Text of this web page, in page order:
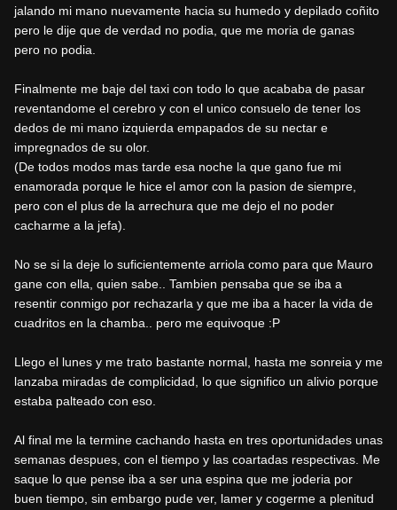
jalando mi mano nuevamente hacia su humedo y depilado coñito
pero le dije que de verdad no podia, que me moria de ganas
pero no podia.
Finalmente me baje del taxi con todo lo que acababa de pasar
reventandome el cerebro y con el unico consuelo de tener los
dedos de mi mano izquierda empapados de su nectar e
impregnados de su olor.
(De todos modos mas tarde esa noche la que gano fue mi
enamorada porque le hice el amor con la pasion de siempre,
pero con el plus de la arrechura que me dejo el no poder
cacharme a la jefa).
No se si la deje lo suficientemente arriola como para que Mauro
gane con ella, quien sabe.. Tambien pensaba que se iba a
resentir conmigo por rechazarla y que me iba a hacer la vida de
cuadritos en la chamba.. pero me equivoque :P
Llego el lunes y me trato bastante normal, hasta me sonreia y me
lanzaba miradas de complicidad, lo que significo un alivio porque
estaba palteado con eso.
Al final me la termine cachando hasta en tres oportunidades unas
semanas despues, con el tiempo y las coartadas respectivas. Me
saque lo que pense iba a ser una espina que me joderia por
buen tiempo, sin embargo pude ver, lamer y cogerme a plenitud